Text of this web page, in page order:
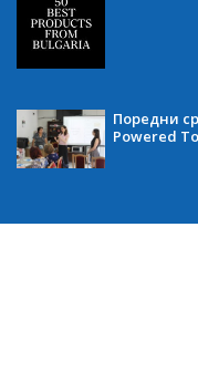
Поредни
Powered